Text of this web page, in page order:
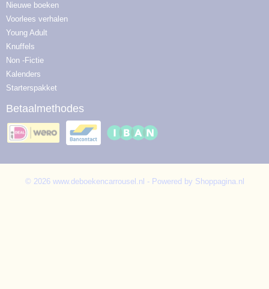
Nieuwe boeken
Voorlees verhalen
Young Adult
Knuffels
Non -Fictie
Kalenders
Starterspakket
Betaalmethodes
© 2026 www.deboekencarrousel.nl - Powered by Shoppagina.nl